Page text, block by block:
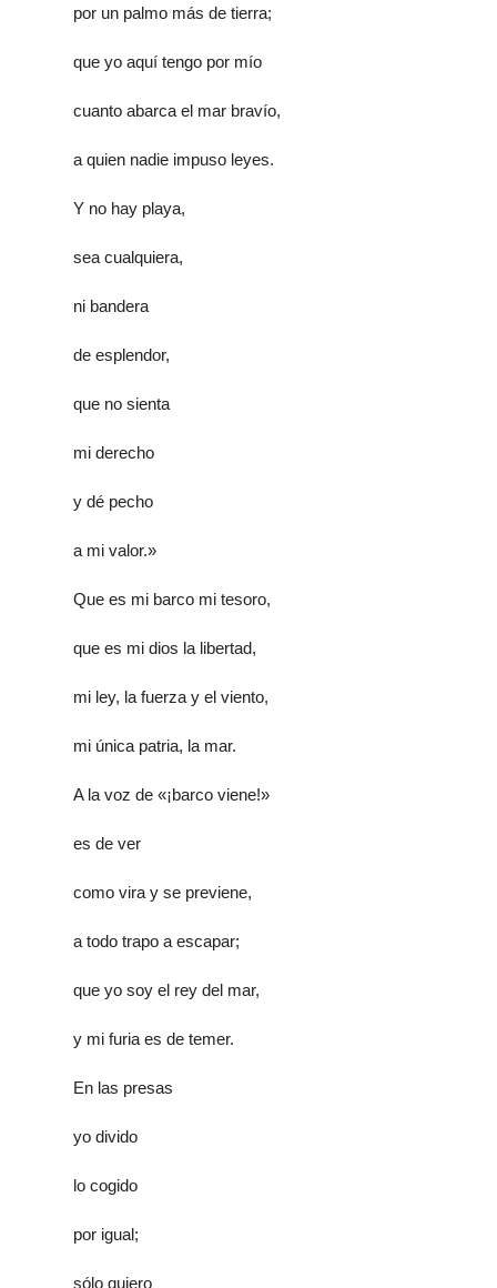
por un palmo más de tierra;
que yo aquí tengo por mío
cuanto abarca el mar bravío,
a quien nadie impuso leyes.
Y no hay playa,
sea cualquiera,
ni bandera
de esplendor,
que no sienta
mi derecho
y dé pecho
a mi valor.»
Que es mi barco mi tesoro,
que es mi dios la libertad,
mi ley, la fuerza y el viento,
mi única patria, la mar.
A la voz de «¡barco viene!»
es de ver
como vira y se previene,
a todo trapo a escapar;
que yo soy el rey del mar,
y mi furia es de temer.
En las presas
yo divido
lo cogido
por igual;
sólo quiero